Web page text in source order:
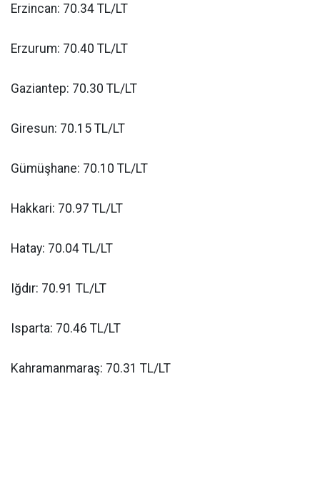
Erzincan: 70.34 TL/LT
Erzurum: 70.40 TL/LT
Gaziantep: 70.30 TL/LT
Giresun: 70.15 TL/LT
Gümüşhane: 70.10 TL/LT
Hakkari: 70.97 TL/LT
Hatay: 70.04 TL/LT
Iğdır: 70.91 TL/LT
Isparta: 70.46 TL/LT
Kahramanmaraş: 70.31 TL/LT